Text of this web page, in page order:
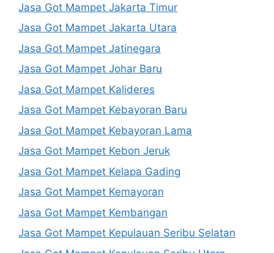
Jasa Got Mampet Jakarta Timur
Jasa Got Mampet Jakarta Utara
Jasa Got Mampet Jatinegara
Jasa Got Mampet Johar Baru
Jasa Got Mampet Kalideres
Jasa Got Mampet Kebayoran Baru
Jasa Got Mampet Kebayoran Lama
Jasa Got Mampet Kebon Jeruk
Jasa Got Mampet Kelapa Gading
Jasa Got Mampet Kemayoran
Jasa Got Mampet Kembangan
Jasa Got Mampet Kepulauan Seribu Selatan